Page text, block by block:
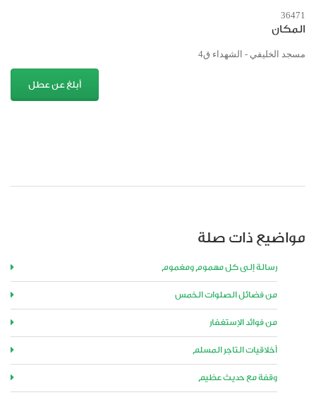
36471
المكان
مسجد الخليفي - الشهداء ق4
مواضيع ذات صلة
رسالة إلى كل مهموم ومغموم
من فضائل الصلوات الخمس
من فوائد الإستغفار
أخلاقيات التاجر المسلم
وقفة مع حديث عظيم